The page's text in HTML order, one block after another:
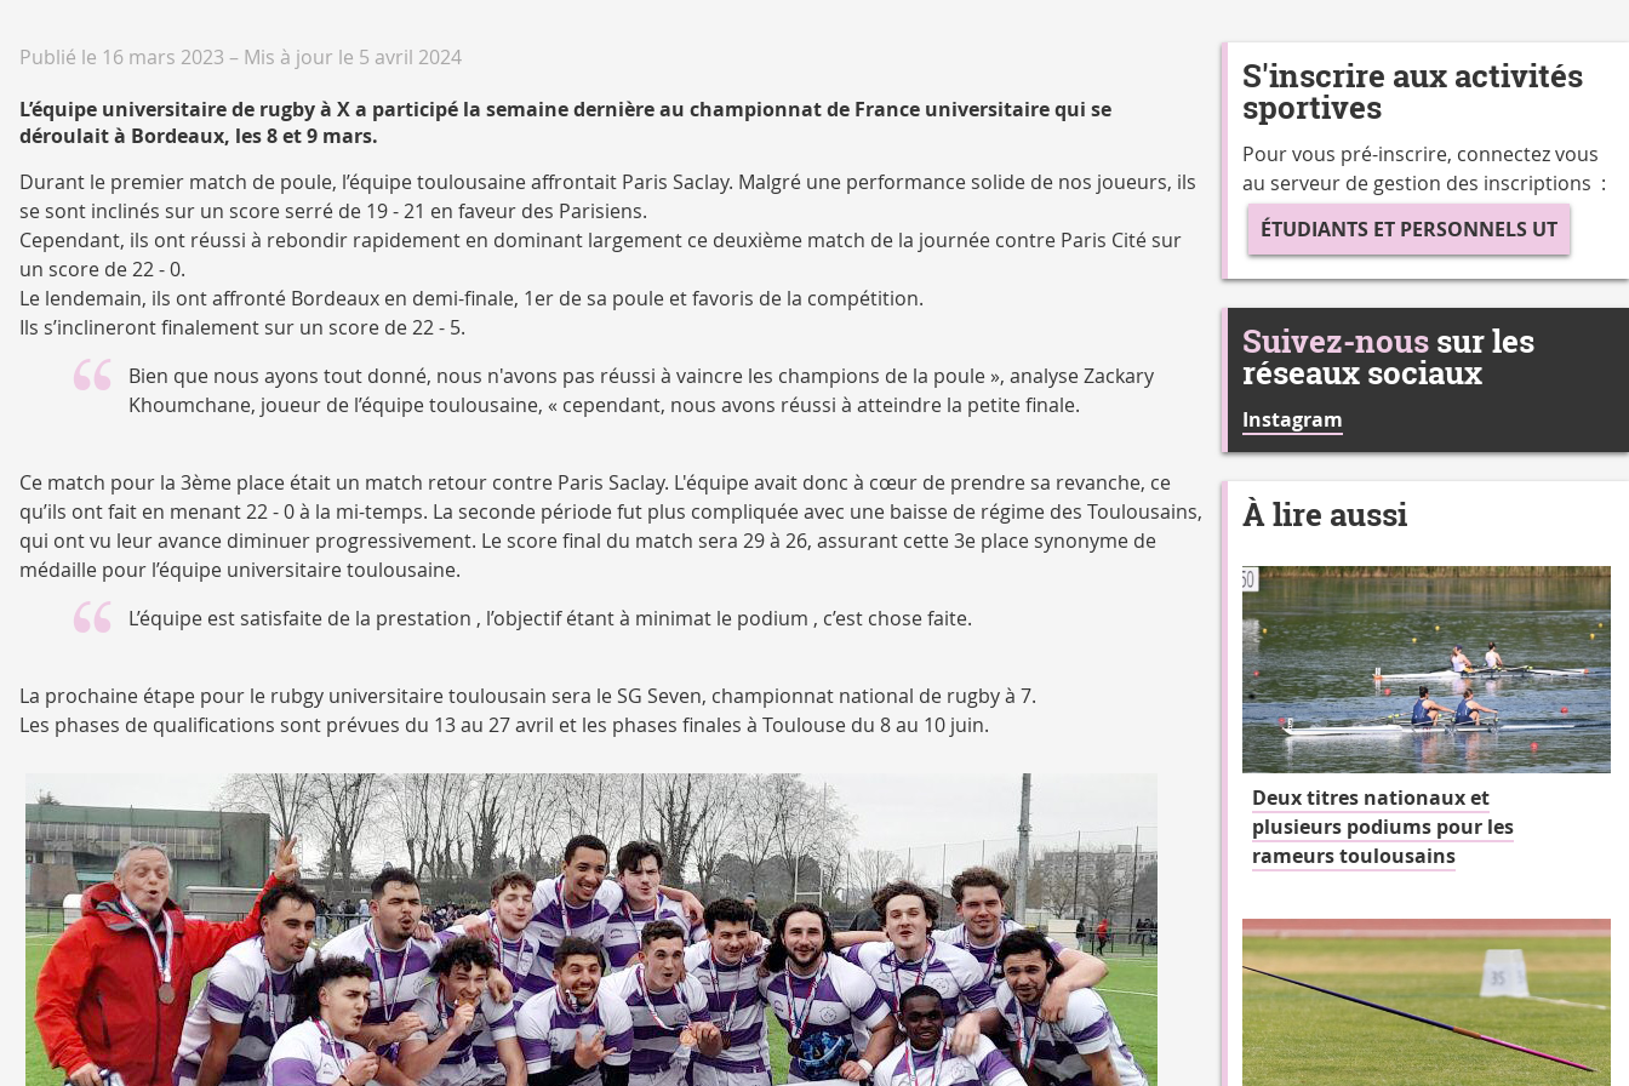
Publié le 16 mars 2023 – Mis à jour le 5 avril 2024
L’équipe universitaire de rugby à X a participé la semaine dernière au championnat de France universitaire qui se
déroulait à Bordeaux, les 8 et 9 mars.
Durant le premier match de poule, l’équipe toulousaine affrontait Paris Saclay. Malgré une performance solide de nos joueurs, ils
se sont inclinés sur un score serré de 19 - 21 en faveur des Parisiens.
Cependant, ils ont réussi à rebondir rapidement en dominant largement ce deuxième match de la journée contre Paris Cité sur
un score de 22 - 0.
Le lendemain, ils ont affronté Bordeaux en demi-finale, 1er de sa poule et favoris de la compétition.
Ils s’inclineront finalement sur un score de 22 - 5.
Bien que nous ayons tout donné, nous n'avons pas réussi à vaincre les champions de la poule », analyse Zackary
Khoumchane, joueur de l’équipe toulousaine, « cependant, nous avons réussi à atteindre la petite finale.
Ce match pour la 3ème place était un match retour contre Paris Saclay. L'équipe avait donc à cœur de prendre sa revanche, ce
qu’ils ont fait en menant 22 - 0 à la mi-temps. La seconde période fut plus compliquée avec une baisse de régime des Toulousains,
qui ont vu leur avance diminuer progressivement. Le score final du match sera 29 à 26, assurant cette 3e place synonyme de
médaille pour l’équipe universitaire toulousaine.
L’équipe est satisfaite de la prestation , l’objectif étant à minimat le podium , c’est chose faite.
La prochaine étape pour le rubgy universitaire toulousain sera le SG Seven, championnat national de rugby à 7.
Les phases de qualifications sont prévues du 13 au 27 avril et les phases finales à Toulouse du 8 au 10 juin.
S'inscrire aux activités
sportives
Pour vous pré-inscrire, connectez vous
au serveur de gestion des inscriptions :
ÉTUDIANTS ET PERSONNELS UT
Suivez-nous sur les
réseaux sociaux
Instagram
À lire aussi
Deux titres nationaux et
plusieurs podiums pour les
rameurs toulousains